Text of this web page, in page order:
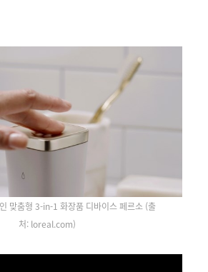
맞춤형 3-in-1 화장품 디바이스 페르소 (출
처: loreal.com)